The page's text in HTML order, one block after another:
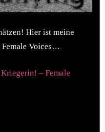
Hier ist meine
Voices…
– Female